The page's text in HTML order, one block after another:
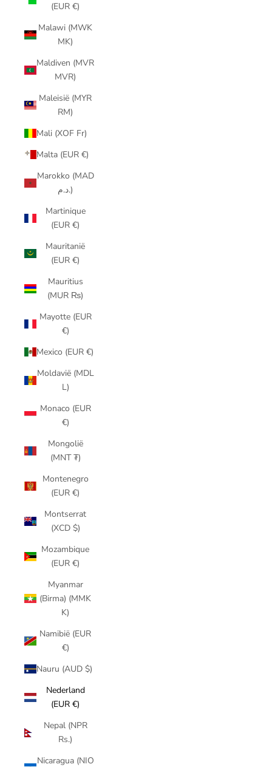
(EUR €)
Malawi (MWK
MK)
Maldiven (MVR
MVR)
Maleisië (MYR
RM)
Mali (XOF Fr)
Malta (EUR €)
Marokko (MAD
د.م.)
Martinique
(EUR €)
Mauritanië
(EUR €)
Mauritius
(MUR ₨)
Mayotte (EUR
€)
Mexico (EUR €)
Moldavië (MDL
L)
Monaco (EUR
€)
Mongolië
(MNT ₮)
Montenegro
(EUR €)
Montserrat
(XCD $)
Mozambique
(EUR €)
Myanmar
(Birma) (MMK
K)
Namibië (EUR
€)
Nauru (AUD $)
Nederland
(EUR €)
Nepal (NPR
Rs.)
Nicaragua (NIO